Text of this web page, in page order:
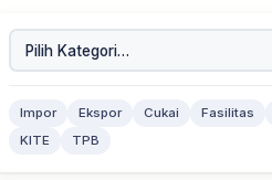
Impor Ekspor Cukai Fasilitas
KITE
TPB